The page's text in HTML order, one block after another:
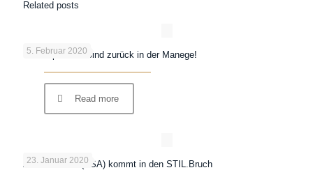
Related posts
5. Februar 2020
Die Elephanten sind zurück in der Manege!
Read more
23. Januar 2020
Aaron Brooks (USA) kommt in den STIL.Bruch